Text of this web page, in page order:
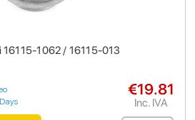
16115-1062 / 16115-013
€19.81
Inc. IVA